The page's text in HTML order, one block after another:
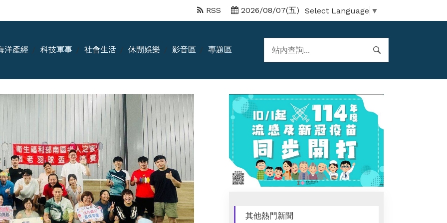
Select Language ▼
2026/08/07(五)
RSS
洋產經 科技軍事 社會生活 休閒娛樂 影音區 專題區
其他熱門新聞